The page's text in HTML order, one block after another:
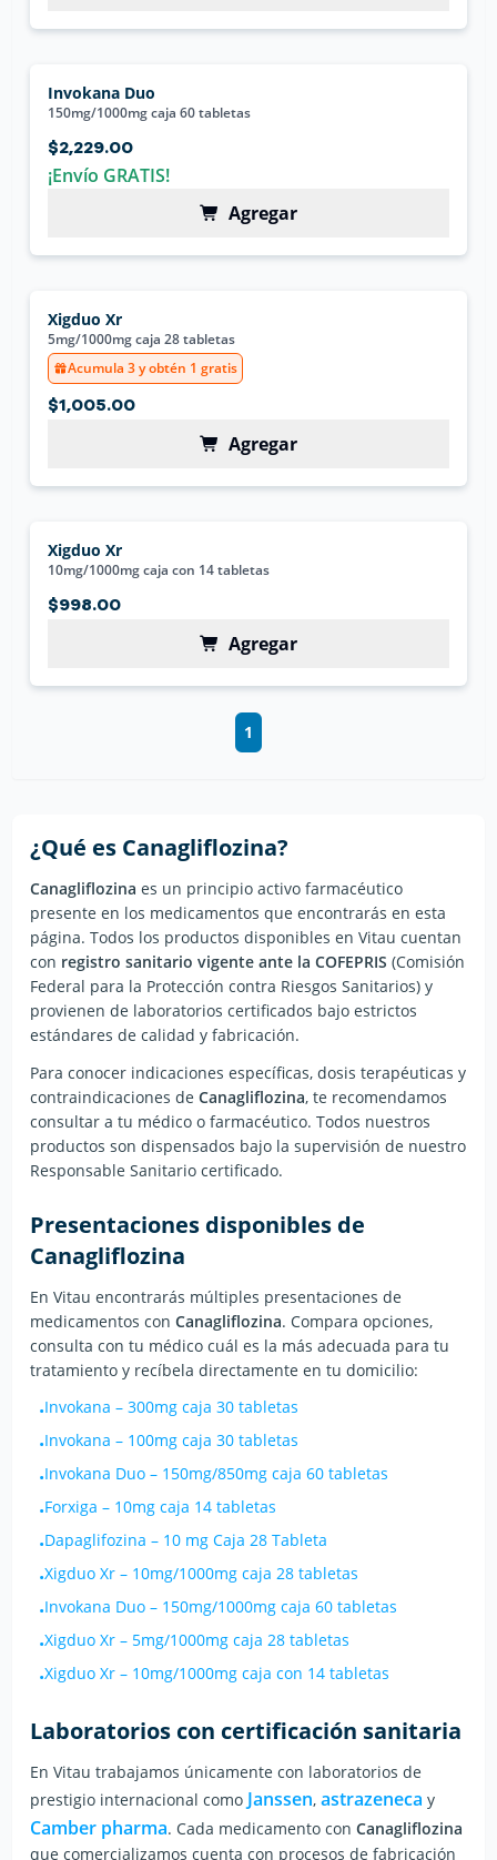
Invokana Duo
150mg/1000mg caja 60 tabletas
$2,229.00
¡Envío GRATIS!
Agregar
Xigduo Xr
5mg/1000mg caja 28 tabletas
Acumula 3 y obtén 1 gratis
$1,005.00
Agregar
Xigduo Xr
10mg/1000mg caja con 14 tabletas
$998.00
Agregar
1
¿Qué es Canagliflozina?
Canagliflozina es un principio activo farmacéutico
presente en los medicamentos que encontrarás en esta
página. Todos los productos disponibles en Vitau cuentan
con registro sanitario vigente ante la COFEPRIS (Comisión
Federal para la Protección contra Riesgos Sanitarios) y
provienen de laboratorios certificados bajo estrictos
estándares de calidad y fabricación.
Para conocer indicaciones específicas, dosis terapéuticas y
contraindicaciones de Canagliflozina, te recomendamos
consultar a tu médico o farmacéutico. Todos nuestros
productos son dispensados bajo la supervisión de nuestro
Responsable Sanitario certificado.
Presentaciones disponibles de
Canagliflozina
En Vitau encontrarás múltiples presentaciones de
medicamentos con Canagliflozina. Compara opciones,
consulta con tu médico cuál es la más adecuada para tu
tratamiento y recíbela directamente en tu domicilio:
•Invokana –300mg caja 30 tabletas
•Invokana – 100mg caja 30 tabletas
•Invokana Duo – 150mg/850mg caja 60 tabletas
•Forxiga– 10mg caja 14 tabletas
•Dapaglifozina – 10 mg Caja 28 Tableta
•Xigduo Xr– 10mg/1000mg caja 28 tabletas
•Invokana Duo – 150mg/1000mg caja 60 tabletas
•Xigduo Xr– 5mg/1000mg caja 28 tabletas
•Xigduo Xr– 10mg/1000mg caja con 14 tabletas
Laboratorios con certificación sanitaria
En Vitau trabajamos únicamente con laboratorios de
prestigio internacional como Janssen,astrazeneca y
Camber pharma.Cada medicamento con Canagliflozina
que comercializamos cuenta con procesos de fabricación